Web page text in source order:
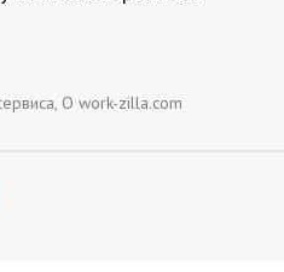
, О work-zilla.com